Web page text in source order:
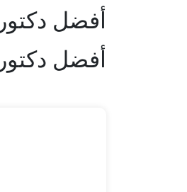
أفضل
أفضل